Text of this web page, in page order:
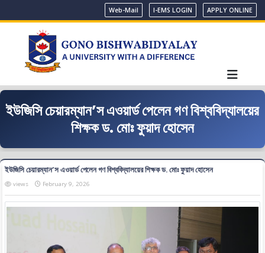
Web-Mail I-EMS LOGIN APPLY ONLINE
ইউজিসি চেয়ারম্যান’স এওয়ার্ড পেলেন গণ বিশ্ববিদ্যালয়ের
শিক্ষক ড. মোঃ ফুয়াদ হোসেন
ইউজিসি চেয়ারম্যান’স এওয়ার্ড পেলেন গণ বিশ্ববিদ্যালয়ের শিক্ষক ড. মোঃ ফুয়াদ হোসেন
views February 9, 2026